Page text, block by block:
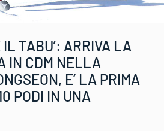
IL TABU’: ARRIVA LA
IN CDM NELLA
E’ LA PRIMA
PODI IN UNA